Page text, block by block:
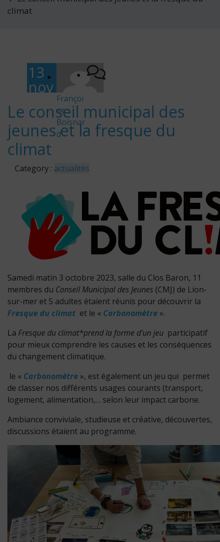
climat
13
nov
bre
202
3
Françoi
se
Boisnar
d
-
Le conseil municipal des
jeunes et la fresque du
climat
Category : actualités
Samedi matin 3 octobre 2023, salle du Clos Baron, 11
membres du Conseil Municipal des Jeunes (CMJ) de Lion-
sur-mer et 5 adultes étaient réunis pour découvrir la
Fresque du climat et le « Carbonomètre ».
La Fresque du climat*prend la forme d’un jeu participatif
pour mieux comprendre les causes et les conséquences
du changement climatique.
le « Carbonomètre », est également un jeu qui permet
de classer nos différents usages courants (transport,
logement, alimentation,… selon leur impact carbone.
Ambiance conviviale, studieuse et créative, découvertes,
discussions étaient au programme.